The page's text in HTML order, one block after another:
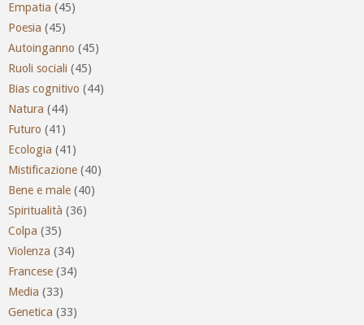
Empatia (45)
Poesia (45)
Autoinganno (45)
Ruoli sociali (45)
Bias cognitivo (44)
Natura (44)
Futuro (41)
Ecologia (41)
Mistificazione (40)
Bene e male (40)
Spiritualità (36)
Colpa (35)
Violenza (34)
Francese (34)
Media (33)
Genetica (33)